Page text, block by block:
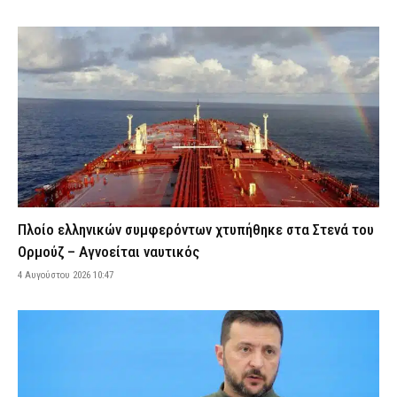
κλαδέματος (εικόνα)
6 Αυγούστου 2026 14:35
Λακωνία: Παθολογικά αίτια «δείχνει» η πρώτη εκτίμηση του
ιατροδικαστή για τον θάνατο του ηλικιωμένου που βρέθηκε σε
καταψύκτη
ΔΙΚΑΙΟΣΥΝΗ 6 Αυγούστου 2026 14:22
Κυψέλη: Προφυλακίστηκε ο Αφγανός για τη δολοφονία της
Βρετανίδας – Τήρησε το δικαίωμα της σιωπής
ΔΙΚΑΙΟΣΥΝΗ 6 Αυγούστου 2026 14:04
Κέρκυρα: Συνελήφθησαν δύο άτομα για ναρκωτικά –
Κατασχέθηκαν κάνναβη και ηρωίνη
ΑΣΤΥΝΟΜΙΑ 6 Αυγούστου 2026 13:58
Ένταση στα δικαστήρια Ναυπλίου: «Δολοφόνοι» φώναζαν στους
δύο Ινδούς συγγενείς και φίλοι του 58χρονου ψυχολόγου
Φωτιά τώρα στη Μεγάλη Χώρα Αγρινίου – Σηκώθηκαν εναέρια
Πλοίο ελληνικών συμφερόντων χτυπήθηκε στα Στενά του
Ορμούζ – Αγνοείται ναυτικός
4 Αυγούστου 2026 10:47